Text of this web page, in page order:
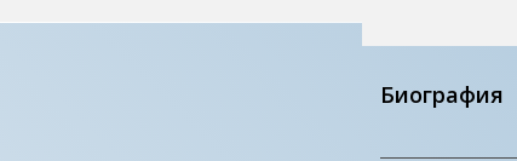
Биография